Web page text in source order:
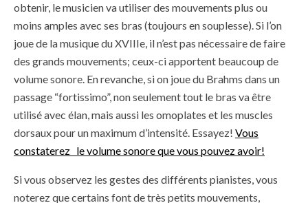
obtenir, le musicien va utiliser des mouvements plus ou
moins amples avec ses bras (toujours en souplesse). Si l’on
joue de la musique du XVIIIe, il n’est pas nécessaire de faire
des grands mouvements; ceux-ci apportent beaucoup de
volume sonore. En revanche, si on joue du Brahms dans un
passage “fortissimo”, non seulement tout le bras va être
utilisé avec élan, mais aussi les omoplates et les muscles
dorsaux pour un maximum d’intensité. Essayez! Vous
constaterez le volume sonore que vous pouvez avoir!
Si vous observez les gestes des différents pianistes, vous
noterez que certains font de très petits mouvements,